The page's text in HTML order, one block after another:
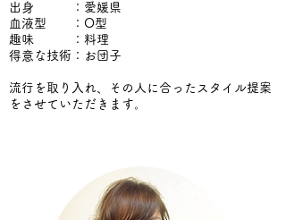
出身 ：愛媛県
血液型 ：O型
趣味 ：料理
得意な技術：お団子
流行を取り入れ、その人に合ったスタイル提案
をさせていただきます。